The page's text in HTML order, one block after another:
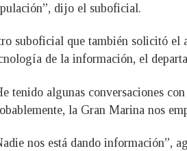
dijo el suboficial.
suboficial que también solicitó el
de la información, el
tenido algunas conversaciones
la Gran Marina nos
nos está dando información”,